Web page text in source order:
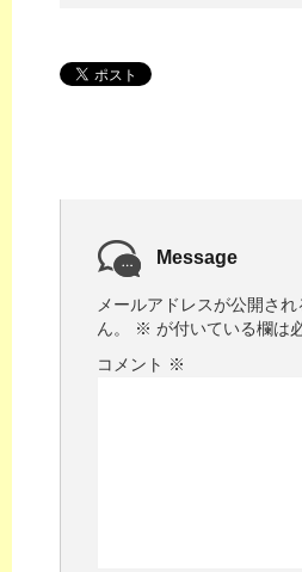
Message
メールアドレスが公開さ
ん。
※ が付いている欄は
コメント ※